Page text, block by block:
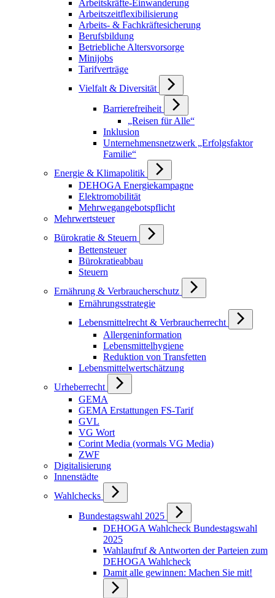
Arbeitskräfte-Einwanderung
Arbeitszeitflexibilisierung
Arbeits- & Fachkräftesicherung
Berufsbildung
Betriebliche Altersvorsorge
Minijobs
Tarifverträge
Vielfalt & Diversität
Barrierefreiheit
„Reisen für Alle“
Inklusion
Unternehmensnetzwerk „Erfolgsfaktor
Familie“
Energie & Klimapolitik
DEHOGA Energiekampagne
Elektromobilität
Mehrwegangebotspflicht
Mehrwertsteuer
Bürokratie & Steuern
Bettensteuer
Bürokratieabbau
Steuern
Ernährung & Verbraucherschutz
Ernährungsstrategie
Lebensmittelrecht & Verbraucherrecht
Allergeninformation
Lebensmittelhygiene
Reduktion von Transfetten
Lebensmittelwertschätzung
Urheberrecht
GEMA
GEMA Erstattungen FS-Tarif
GVL
VG Wort
Corint Media (vormals VG Media)
ZWF
Digitalisierung
Innenstädte
Wahlchecks
Bundestagswahl 2025
DEHOGA Wahlcheck Bundestagswahl
2025
Wahlaufruf & Antworten der Parteien zum
DEHOGA Wahlcheck
Damit alle gewinnen: Machen Sie mit!